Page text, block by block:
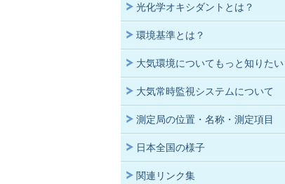
光化学オキシダントとは？
環境基準とは？
大気環境についてもっと知りたい
大気常時監視システムについて
測定局の位置・名称・測定項目
日本全国の様子
関連リンク集